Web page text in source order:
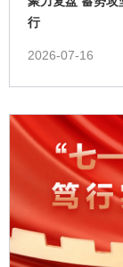
行
2026-07-16